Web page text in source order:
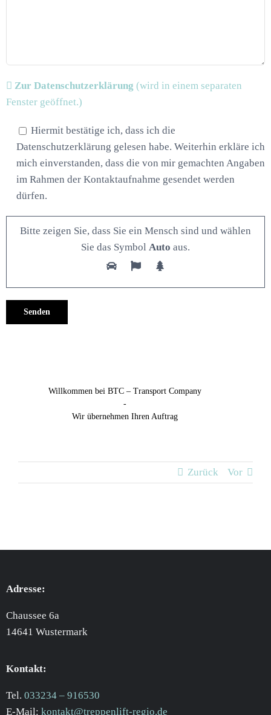
Zur Datenschutzerklärung (wird in einem separaten
Fenster geöffnet.)
Hiermit bestätige ich, dass ich die
Datenschutzerklärung gelesen habe. Weiterhin erkläre ich
mich einverstanden, dass die von mir gemachten Angaben
im Rahmen der Kontaktaufnahme gesendet werden
dürfen.
Bitte zeigen Sie, dass Sie ein Mensch sind und wählen
Sie das Symbol Auto aus.
Willkommen bei BTC – Transport Company
-
Wir übernehmen Ihren Auftrag
Zurück Vor
Adresse:
Chaussee 6a
14641 Wustermark
Kontakt:
Tel. 033234 – 916530
E-Mail: kontakt@treppenlift-regio.de